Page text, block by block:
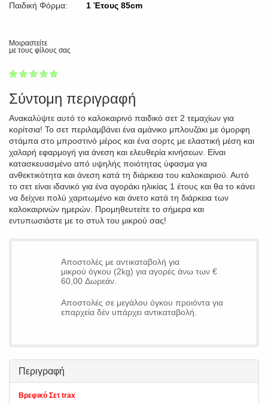
Παιδική Φόρμα: 1 Έτους 85cm
Μοιραστείτε
με τους φίλους σας
1
2
3
4
5
Σύντομη περιγραφή
Ανακαλύψτε αυτό το καλοκαιρινό παιδικό σετ 2 τεμαχίων για
κορίτσια! Το σετ περιλαμβάνει ένα αμάνικο μπλουζάκι με όμορφη
στάμπα στο μπροστινό μέρος και ένα σορτς με ελαστική μέση και
χαλαρή εφαρμογή για άνεση και ελευθερία κινήσεων. Είναι
κατασκευασμένο από υψηλής ποιότητας ύφασμα για
ανθεκτικότητα και άνεση κατά τη διάρκεια του καλοκαιριού. Αυτό
το σετ είναι ιδανικό για ένα αγοράκι ηλικίας 1 έτους και θα το κάνει
να δείχνει πολύ χαριτωμένο και άνετο κατά τη διάρκεια των
καλοκαιρινών ημερών. Προμηθευτείτε το σήμερα και
εντυπωσιάστε με το στυλ του μικρού σας!
Αποστολές με αντικαταβολή για
μικρού όγκου (2kg) για αγορές άνω των €
60,00 Δωρεάν.
Αποστολές σε μεγάλου όγκου προιόντα για
επαρχεία δέν υπάρχει αντικαταβολή.
Περιγραφή
Βρεφικό Σετ trax